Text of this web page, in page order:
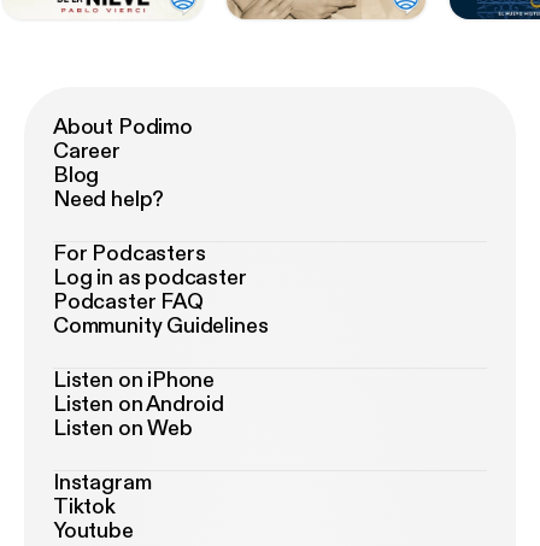
About Podimo
Career
Blog
Need help?
For Podcasters
Log in as podcaster
Podcaster FAQ
Community Guidelines
Listen on iPhone
Listen on Android
Listen on Web
Instagram
Tiktok
Youtube